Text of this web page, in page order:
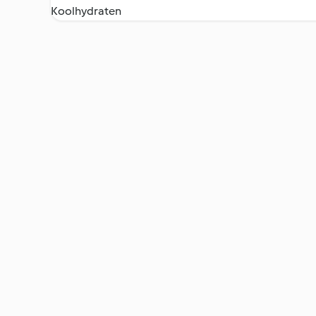
Koolhydraten